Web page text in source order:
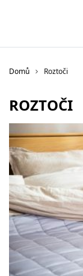
Domů Roztoči
ROZTOČI